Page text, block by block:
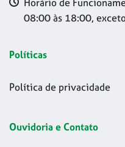
08:00 às 18:00,
Políticas
Política de privacidade
Ouvidoria e Contato